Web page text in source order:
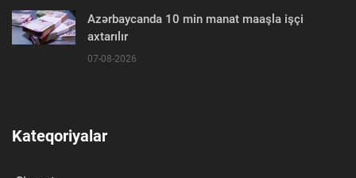
Azərbaycanda 10 min manat maaşla işçi
axtarılır
07-08-2026
Kateqoriyalar